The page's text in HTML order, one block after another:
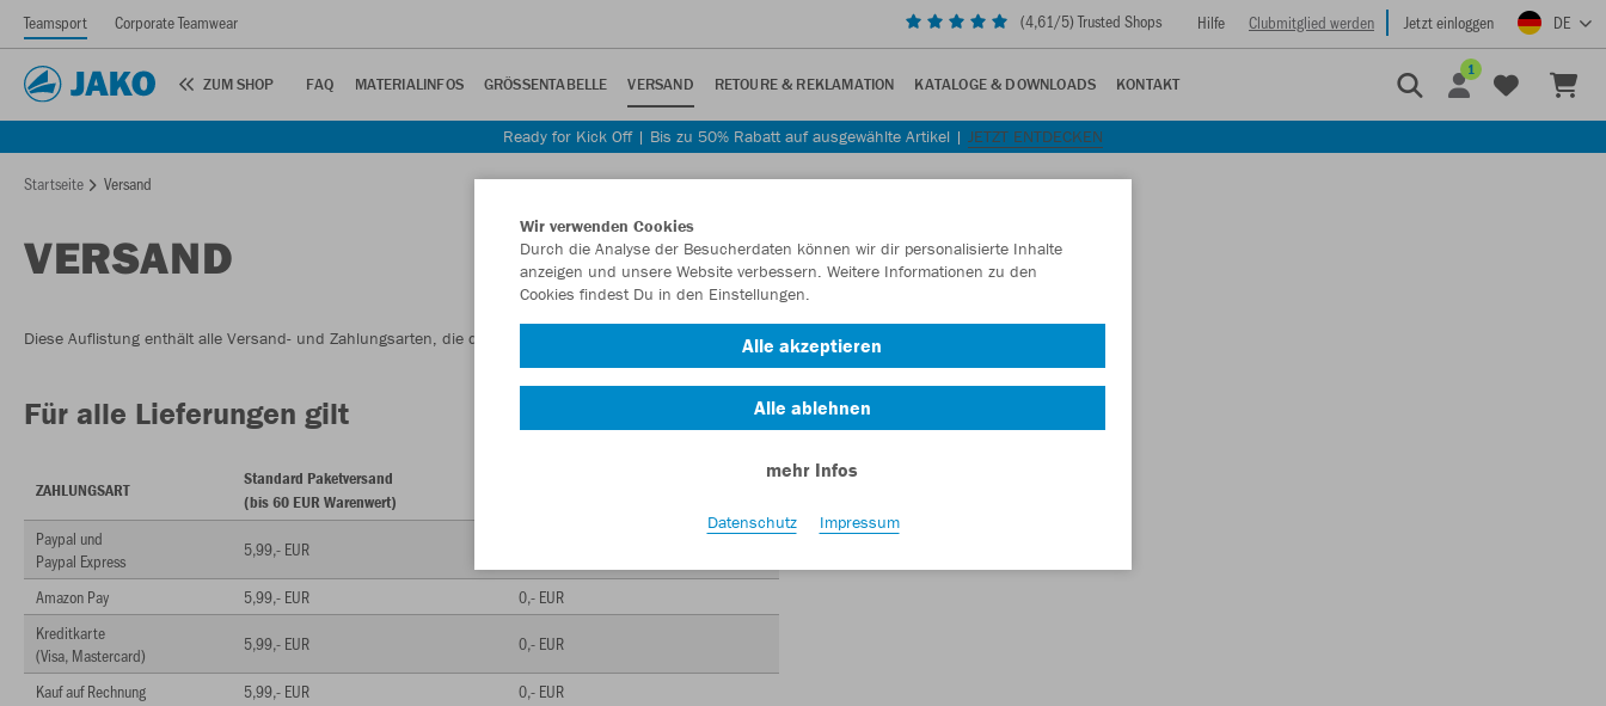
Teamsport Corporate Teamwear (4,61/5) Trusted Shops Hilfe Clubmitglied werden Jetzt einloggen DE
ZUM SHOP FAQ MATERIALINFOS GRÖSSENTABELLE VERSAND RETOURE & REKLAMATION KATALOGE & DOWNLOADS KONTAKT
1
Ready for Kick Off | Bis zu 50% Rabatt auf ausgewählte Artikel | JETZT ENTDECKEN
Startseite Versand
VERSAND
Diese Auflistung enthält alle Versand- und Zahlungsarten, die dir bei uns zur Verfügung stehen.
Für alle Lieferungen gilt
ZAHLUNGSART
Standard Paketversand
(bis 60 EUR Warenwert)
Paypal und
Paypal Express
5,99,- EUR
Amazon Pay 5,99,- EUR
0,- EUR
Kreditkarte
(Visa, Mastercard)
5,99,- EUR 0,- EUR
Kauf auf Rechnung 5,99,- EUR 0,- EUR
Wir verwenden Cookies
Durch die Analyse der Besucherdaten können wir dir personalisierte Inhalte
anzeigen und unsere Website verbessern. Weitere Informationen zu den
Cookies findest Du in den Einstellungen.
Alle akzeptieren
Alle ablehnen
mehr Infos
Datenschutz Impressum